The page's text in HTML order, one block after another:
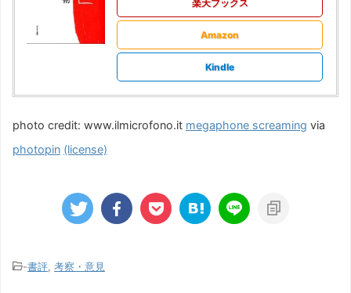
楽天ブックス
Amazon
Kindle
photo credit: www.ilmicrofono.it megaphone screaming via
photopin (license)
-書評 考察・意見